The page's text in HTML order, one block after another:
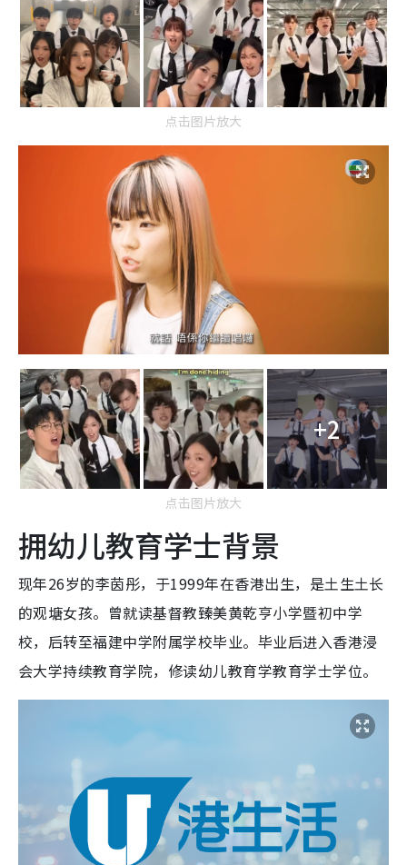
点击图片放大
+2
点击图片放大
拥幼儿教育学士背景
现年26岁的李茵彤，于1999年在香港出生，是土生土长
的观塘女孩。曾就读基督教臻美黄乾亨小学暨初中学
校，后转至福建中学附属学校毕业。毕业后进入香港浸
会大学持续教育学院，修读幼儿教育学教育学士学位。